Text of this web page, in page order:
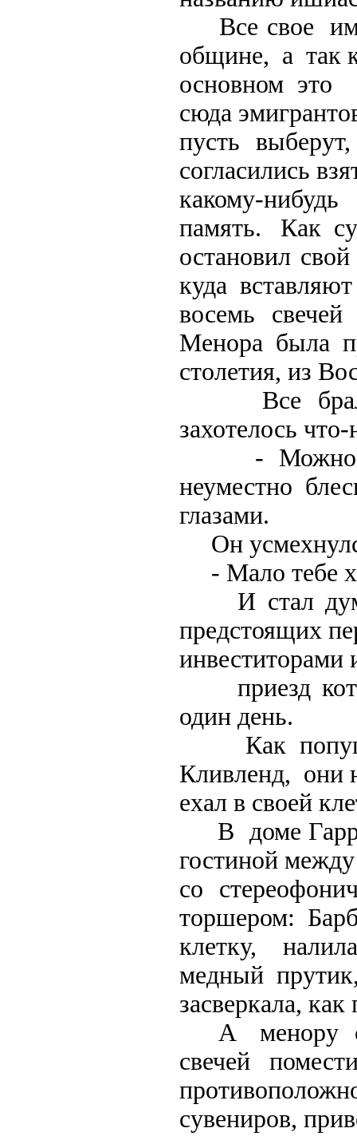
Все свое
общине, а так
основном
сюда
пусть
согласились
какому-
память. Как
остановил
куда
восемь
Менора была
столетия, из
Все брали
захотелось
- Можно
неуместно
глазами.
Он
- Мало тебе
И стал
предстоящих
инвеститорами
приезд
один день.
Как
Кливленд, они
ехал в своей
В доме Гарри
гостиной
со
торшером:
клетку,
медный
засверкала,
А менору с
свечей
сувениров,